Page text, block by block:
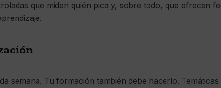
que miden quién pica y, sobre todo, que ofrecen
semana. Tu formación también debe hacerlo. Temáticas